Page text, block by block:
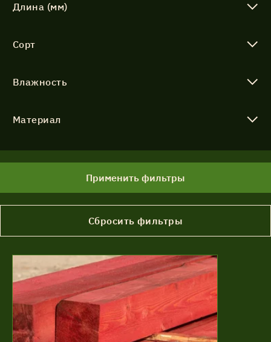
Длина (мм)
Сорт
Влажность
Материал
Применить фильтры
Сбросить фильтры